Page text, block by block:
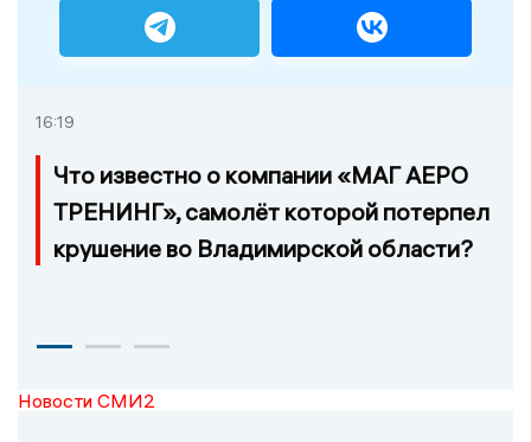
16:19
Что известно о компании «МАГ АЕРО
ТРЕНИНГ», самолёт которой потерпел
крушение во Владимирской области?
Новости СМИ2